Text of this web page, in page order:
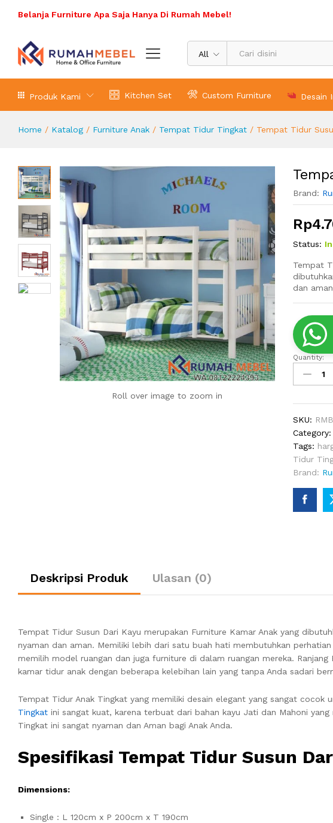
Belanja Furniture Apa Saja Hanya Di Rumah Mebel!
All
Produk Kami Kitchen Set Custom Furniture Desain
Home / Katalog / Furniture Anak / Tempat Tidur Tingkat / Tempat Tidur
Roll over image to zoom in
Brand:
Rp
Status:
Tempat
dan
Tempat
Tidur
Susun
quantity
Quantity:
SKU:
Category:
Tags:
Tidur
Brand:
Deskripsi Produk Ulasan (0)
Tempat Tidur Susun Dari Kayu merupakan Furniture Kamar Anak yang
nyaman dan aman. Memiliki lebih dari satu buah hati membutuhkan
memilih model ruangan dan juga furniture di dalam ruangan mereka.
kamar tidur anak dengan beberapa kelebihan lain yang tanpa Anda sadari
Tempat Tidur Anak Tingkat yang memiliki desain elegant yang sangat cocok
Tingkat ini sangat kuat, karena terbuat dari bahan kayu Jati dan Mahoni
Tingkat ini sangat nyaman dan Aman bagi Anak Anda.
Spesifikasi Tempat Tidur Susun
Dimensions:
Single : L 120cm x P 200cm x T 190cm
Deskripsi Produk Ulasan (0)